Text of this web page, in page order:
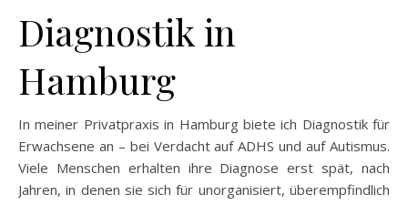
Diagnostik in
Hamburg
In meiner Privatpraxis in Hamburg biete ich Diagnostik für
Erwachsene an – bei Verdacht auf ADHS und auf Autismus.
Viele Menschen erhalten ihre Diagnose erst spät, nach
Jahren, in denen sie sich für unorganisiert, überempfindlich